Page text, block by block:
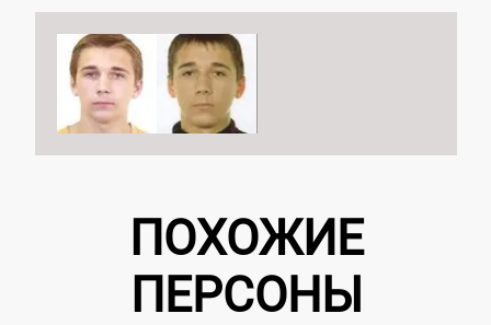
ПОХОЖИЕ
ПЕРСОНЫ